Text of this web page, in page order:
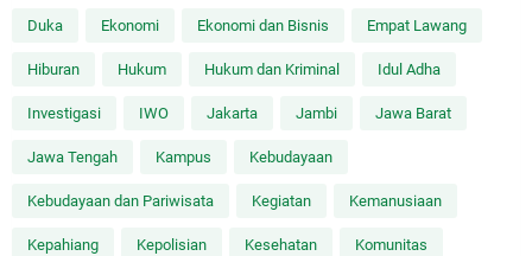
Duka Ekonomi Ekonomi dan Bisnis Empat Lawang
Hiburan Hukum Hukum dan Kriminal Idul Adha
Investigasi IWO Jakarta Jambi Jawa Barat
Jawa Tengah Kampus Kebudayaan
Kebudayaan dan Pariwisata Kegiatan Kemanusiaan
Kepahiang Kepolisian Kesehatan Komunitas